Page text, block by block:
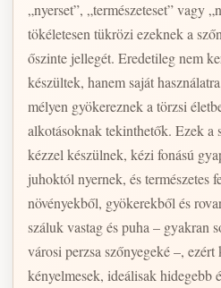
„nyerset”, „természeteset” vagy
tökéletesen tükrözi ezeknek a
őszinte jellegét. Eredetileg nem
készültek, hanem saját
mélyen gyökereznek a törzsi
alkotásoknak tekinthetők. Ezek a
kézzel készülnek, kézi fonású
juhoktól nyernek, és természetes
növényekből, gyökerekből és
száluk vastag és puha – gyakran
városi perzsa szőnyegeké –,
kényelmesek, ideálisak hidegebb